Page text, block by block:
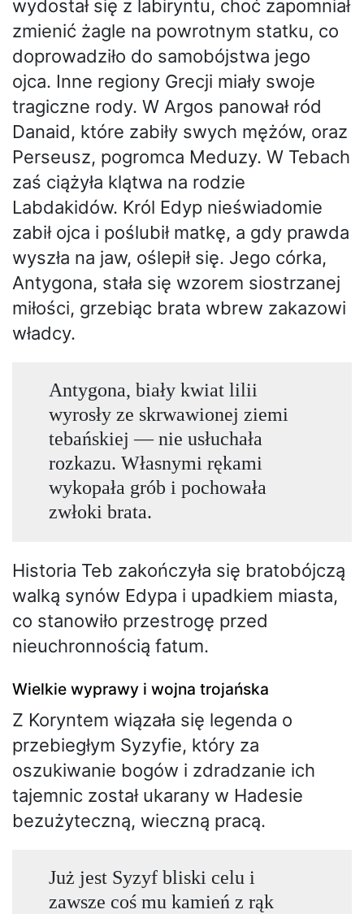
wydostał się z labiryntu, choć zapomniał
zmienić żagle na powrotnym statku, co
doprowadziło do samobójstwa jego
ojca. Inne regiony Grecji miały swoje
tragiczne rody. W Argos panował ród
Danaid, które zabiły swych mężów, oraz
Perseusz, pogromca Meduzy. W Tebach
zaś ciążyła klątwa na rodzie
Labdakidów. Król Edyp nieświadomie
zabił ojca i poślubił matkę, a gdy prawda
wyszła na jaw, oślepił się. Jego córka,
Antygona, stała się wzorem siostrzanej
miłości, grzebiąc brata wbrew zakazowi
władcy.
Antygona, biały kwiat lilii
wyrosły ze skrwawionej ziemi
tebańskiej — nie usłuchała
rozkazu. Własnymi rękami
wykopała grób i pochowała
zwłoki brata.
Historia Teb zakończyła się bratobójczą
walką synów Edypa i upadkiem miasta,
co stanowiło przestrogę przed
nieuchronnością fatum.
Wielkie wyprawy i wojna trojańska
Z Koryntem wiązała się legenda o
przebiegłym Syzyfie, który za
oszukiwanie bogów i zdradzanie ich
tajemnic został ukarany w Hadesie
bezużyteczną, wieczną pracą.
Już jest Syzyf bliski celu i
zawsze coś mu kamień z rąk